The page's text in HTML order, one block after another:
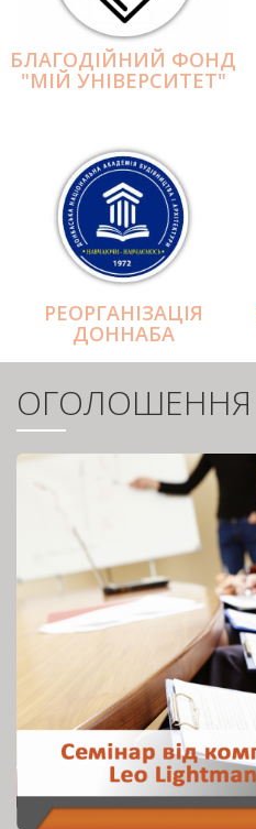
БЛАГОДІЙНИЙ ФОНД
"МІЙ УНІВЕРСИТЕТ"
РЕОРГАНІЗАЦІЯ
ДОННАБА
ОГОЛОШЕННЯ